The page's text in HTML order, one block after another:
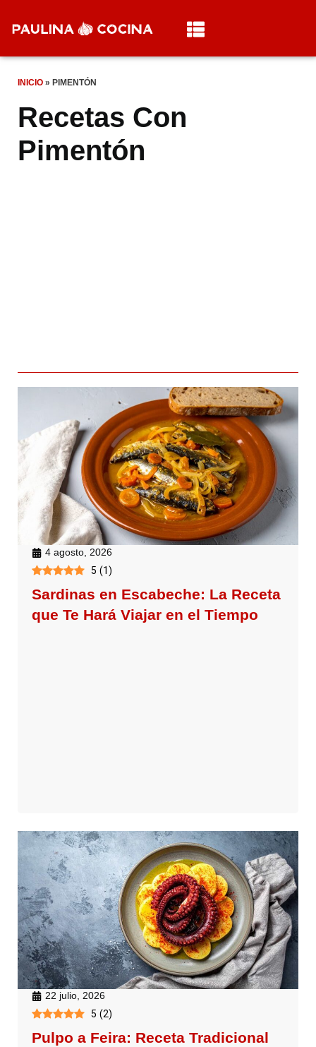
INICIO » PIMENTÓN
Recetas Con
Pimentón
4 agosto, 2026
5 (1)
Sardinas en Escabeche: La Receta
que Te Hará Viajar en el Tiempo
22 julio, 2026
5 (2)
Pulpo a Feira: Receta Tradicional